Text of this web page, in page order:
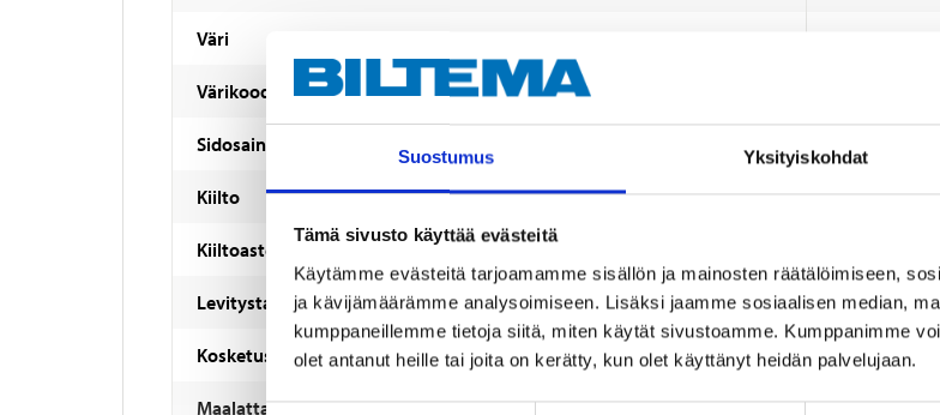
Suostumus Yksityiskohdat
Tämä sivusto käyttää evästeitä
Käytämme evästeitä tarjoamamme sisällön ja mainosten räätälöimiseen,
ja kävijämäärämme analysoimiseen. Lisäksi jaamme sosiaalisen median,
kumppaneillemme tietoja siitä, miten käytät sivustoamme. Kumppanimme
olet antanut heille tai joita on kerätty, kun olet käyttänyt heidän palvelujaan.
Väri
Värikoodi
Sidosaine vesipitoinen
Kiilto Himmeä
Kiiltoaste
Levitystapa Siveltimellä,
Kosketuskuiva 1 tuntia
Maalattavissa 2 tuntia